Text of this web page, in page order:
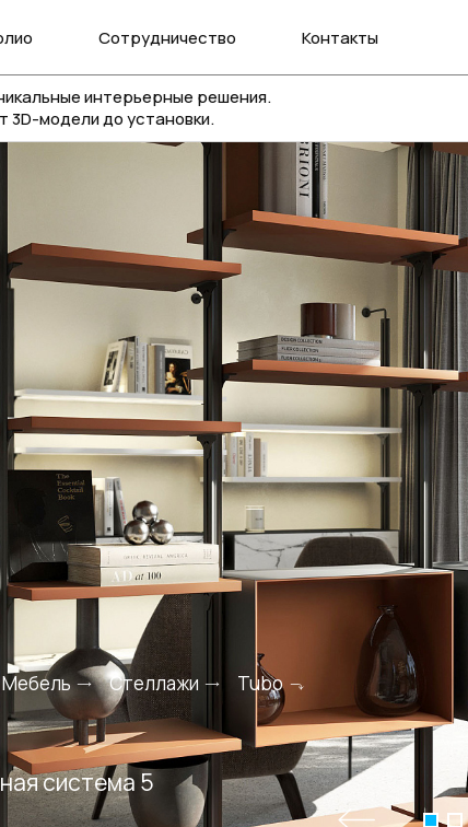
Сотрудничество Контакты
интерьерные решения.
3D-модели до установки.
Мебель Стеллажи Tubo
система 5